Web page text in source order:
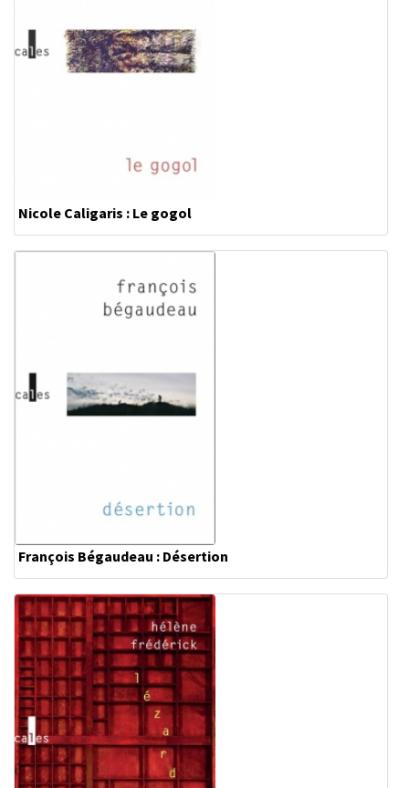
Nicole Caligaris : Le gogol
François Bégaudeau : Désertion